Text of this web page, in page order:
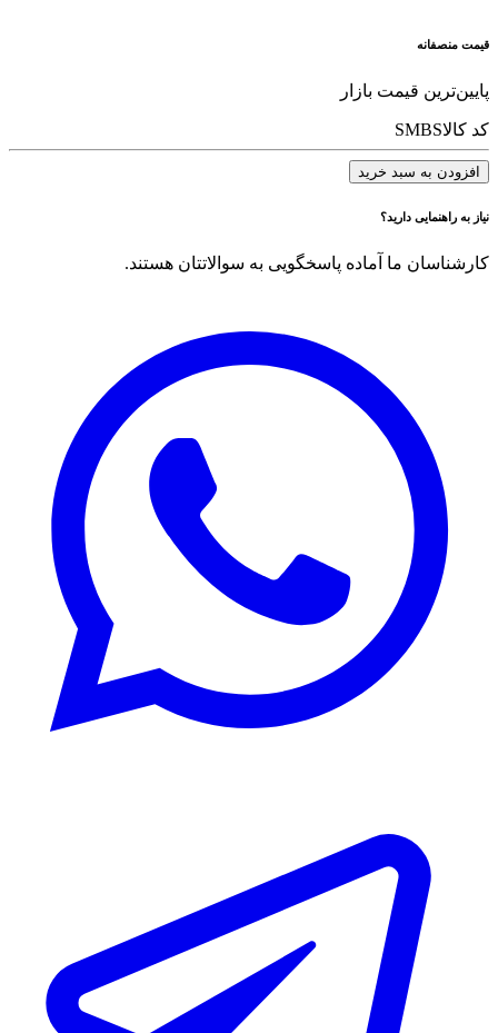
قیمت منصفانه
پایین‌ترین قیمت بازار
کد کالاSMBS
افزودن به سبد خرید
نیاز به راهنمایی دارید؟
کارشناسان ما آماده پاسخگویی به سوالاتتان هستند.